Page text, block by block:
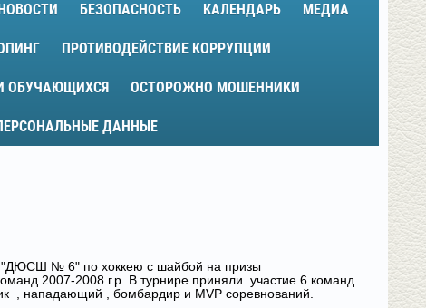
БЕЗОПАСНОСТЬ КАЛЕНДАРЬ МЕДИА
ПРОТИВОДЕЙСТВИЕ КОРРУПЦИИ
ОБУЧАЮЩИХСЯ ОСТОРОЖНО МОШЕННИКИ
ДАННЫЕ
№ 6" по хоккею с шайбой на призы
2007-2008 г.р. В турнире приняли участие 6 команд.
, нападающий , бомбардир и MVP соревнований.